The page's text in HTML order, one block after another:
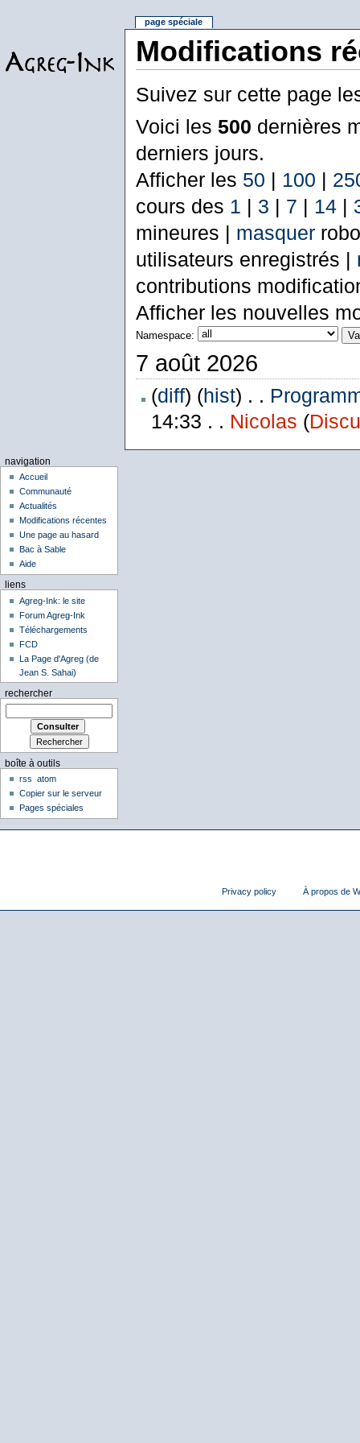
Modifications
Suivez sur cette page
Voici les 500 dernières
derniers jours.
Afficher les 50 | 100 |
cours des 1 | 3 | 7 | 14|
mineures | masquer
utilisateurs enregistrés |
contributions
Afficher les nouvelles
Namespace:
7 août 2026
(diff) (hist) . .
14:33 . . Nicolas (
page spéciale
navigation
Accueil
Communauté
Actualités
Modifications récentes
Une page au hasard
Bac à Sable
Aide
liens
Agreg-Ink: le site
Forum Agreg-Ink
Téléchargements
FCD
La Page d'Agreg (de
Jean S. Sahai)
rechercher
boîte à outils
rss
atom
Copier sur le serveur
Pages spéciales
Privacy policy À propos de